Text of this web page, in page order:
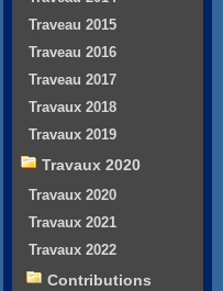
Traveau 2015
Traveau 2016
Traveau 2017
Travaux 2018
Travaux 2019
Travaux 2020
Travaux 2020
Travaux 2021
Travaux 2022
Contributions